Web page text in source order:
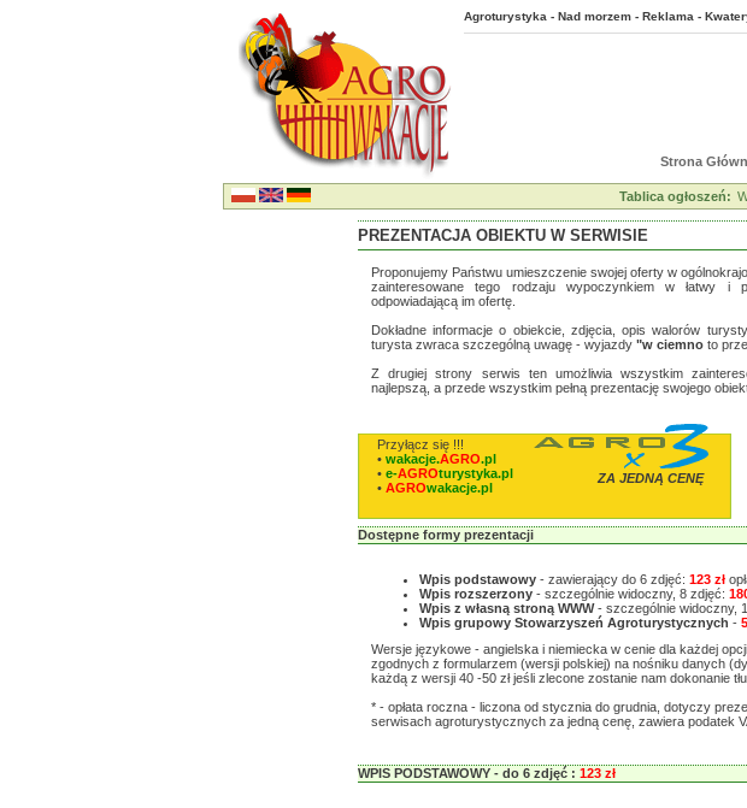
Agroturystyka - Nad morzem - Reklama -
Strona
Tablica ogłoszeń:
PREZENTACJA OBIEKTU W SERWISIE
Proponujemy Państwu umieszczenie swojej oferty w
zainteresowane tego rodzaju wypoczynkiem w łatwy i
odpowiadającą im ofertę.
Dokładne informacje o obiekcie, zdjęcia, opis walorów
turysta zwraca szczególną uwagę - wyjazdy "w ciemno to
Z drugiej strony serwis ten umożliwia wszystkim
najlepszą, a przede wszystkim pełną prezentację swojego
Przyłącz się !!!
ZA JEDNĄ CENĘ
• wakacje.AGRO.pl
• e-AGROturystyka.pl
• AGROwakacje.pl
Dostępne formy prezentacji
Wpis podstawowy - zawierający do 6 zdjęć: 123 zł
Wpis rozszerzony - szczególnie widoczny, 8 zdjęć:
Wpis z własną stroną WWW- szczególnie widoczny,
Wpis grupowy Stowarzyszeń Agroturystycznych -
Wersje językowe - angielska i niemiecka w cenie dla każdej
zgodnych z formularzem (wersji polskiej) na nośniku danych
każdą z wersji 40 -50 zł jeśli zlecone zostanie nam dokonanie
* - opłata roczna - liczona od stycznia do grudnia, dotyczy
serwisach agroturystycznych za jedną cenę, zawiera podatek
WPIS PODSTAWOWY - do 6 zdjęć : 123 zł